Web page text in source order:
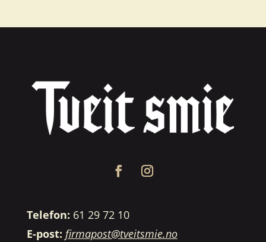
Telefon: 61 29 72 10
E-post: firmapost@tveitsmie.no